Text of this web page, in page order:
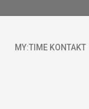
MY:TIME KONTAKT